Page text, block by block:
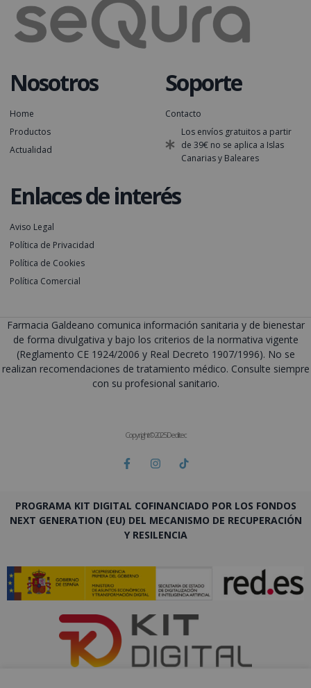
Nosotros
Home
Productos
Actualidad
Soporte
Contacto
Los envíos gratuitos a partir
de 39€ no se aplica a Islas
Canarias y Baleares
Enlaces de interés
Aviso Legal
Política de Privacidad
Política de Cookies
Política Comercial
Farmacia Galdeano comunica información sanitaria y de bienestar
de forma divulgativa y bajo los criterios de la normativa vigente
(Reglamento CE 1924/2006 y Real Decreto 1907/1996). No se
realizan recomendaciones de tratamiento médico. Consulte siempre
con su profesional sanitario.
Copyright © 2025 Deditec
PROGRAMA KIT DIGITAL COFINANCIADO POR LOS FONDOS
NEXT GENERATION (EU) DEL MECANISMO DE RECUPERACIÓN
Y RESILENCIA